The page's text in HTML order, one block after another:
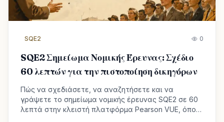
SQE2 0
SQE2 Σημείωμα Νομικής Έρευνας: Σχέδιο
60 λεπτών για την πιστοποίηση δικηγόρων
Πώς να σχεδιάσετε, να αναζητήσετε και να
γράψετε το σημείωμα νομικής έρευνας SQE2 σε 60
λεπτά στην κλειστή πλατφόρμα Pearson VUE, όπου